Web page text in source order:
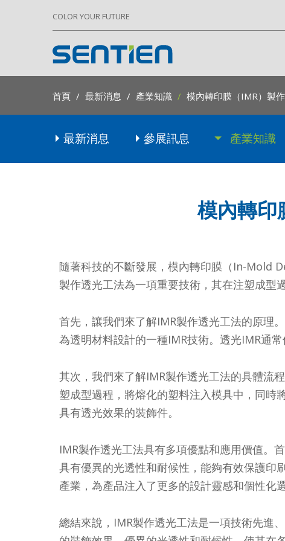
COLOR YOUR FUTURE
首頁 最新消息 產業知識 模內轉印膜（IMR）製
最新消息 參展訊息 產業知識
模內轉印
隨著科技的不斷發展，模內轉印膜（In-Mold
製作透光工法為一項重要技術，其在注塑成型
首先，讓我們來了解IMR製作透光工法的原理
為透明材料設計的一種IMR技術。透光IMR通
其次，我們來了解IMR製作透光工法的具體流
塑成型過程，將熔化的塑料注入模具中，同時
具有透光效果的裝飾件。
IMR製作透光工法具有多項優點和應用價值。
具有優異的光透性和耐候性，能夠有效保護印
產業，為產品注入了更多的設計靈感和個性化選
總結來說，IMR製作透光工法是一項技術先進